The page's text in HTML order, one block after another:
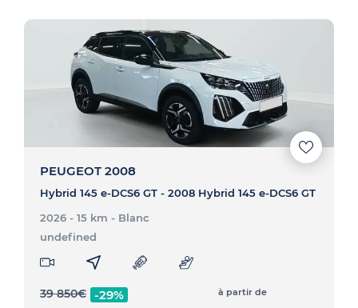
PEUGEOT 2008
Hybrid 145 e-DCS6 GT - 2008 Hybrid 145 e-DCS6 GT
2026 - 15 km - Blanc
undefined
39 850€ -29% à partir de